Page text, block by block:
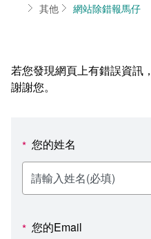
學系公告
活動研習
歷史訊息
新聞媒體專區
校園行事曆
立案證明
空大有利的學習條件
環境設備
本校位置
資訊圖像化專區
活動花絮
影音資訊
行政單位簡介
校長室
教務處課務組
學習指導中心
輔導處
學術單位
通識教育中心
法律學系
大眾傳播學系
外國語文學系
其他好站
資訊相關法規
校務資訊
新生報名
在學資訊
校務系統
課程大綱
校內系統
資訊服務線上報修系統
問卷調查
首頁其他 網站除錯報馬仔
若您發現網頁上有錯誤資訊
謝謝您。
* 您的姓名
* 您的Email